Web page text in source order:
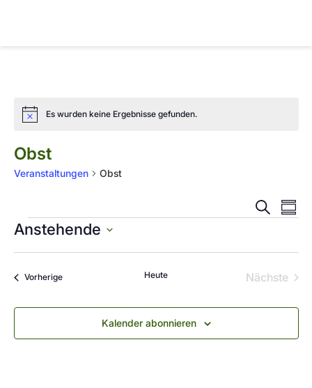
HinweisEs wurden keine Ergebnisse gefunden.
Obst
Veranstaltungen Obst
Suche
Anstehende
auswählen.
Vorherige Heute Nächste
Kalender abonnieren